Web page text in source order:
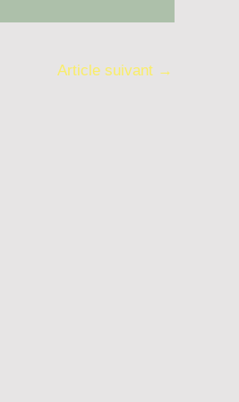
Article suivant →